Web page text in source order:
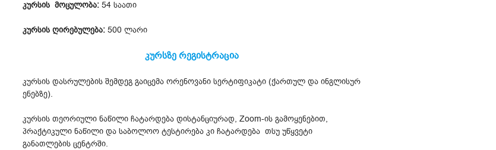
კურსის მოცულობა: 54 საათი
კურსის ღირებულება:500 ლარი
კურსზე რეგისტრაცია
კურსის დასრულების შემდეგ გაიცემა ორენოვანი სერტიფიკატი (ქართულ და ინგლისურ
ენებზე).
კურსის თეორიული ნაწილი ჩატარდება დისტანციურად, Zoom-ის გამოყენებით,
პრაქტიკული ნაწილი და საბოლოო ტესტირება კი ჩატარდება თსუ უწყვეტი
განათლების ცენტრში.